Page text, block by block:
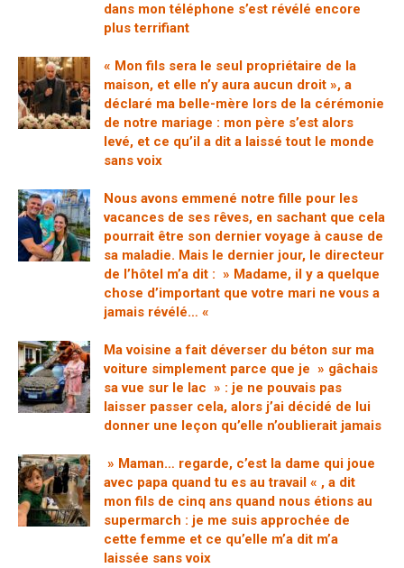
dans mon téléphone s’est révélé encore
plus terrifiant
« Mon fils sera le seul propriétaire de la
maison, et elle n’y aura aucun droit », a
déclaré ma belle-mère lors de la cérémonie
de notre mariage : mon père s’est alors
levé, et ce qu’il a dit a laissé tout le monde
sans voix
Nous avons emmené notre fille pour les
vacances de ses rêves, en sachant que cela
pourrait être son dernier voyage à cause de
sa maladie. Mais le dernier jour, le directeur
de l’hôtel m’a dit : » Madame, il y a quelque
chose d’important que votre mari ne vous a
jamais révélé… «
Ma voisine a fait déverser du béton sur ma
voiture simplement parce que je » gâchais
sa vue sur le lac » : je ne pouvais pas
laisser passer cela, alors j’ai décidé de lui
donner une leçon qu’elle n’oublierait jamais
» Maman… regarde, c’est la dame qui joue
avec papa quand tu es au travail « , a dit
mon fils de cinq ans quand nous étions au
supermarch : je me suis approchée de
cette femme et ce qu’elle m’a dit m’a
laissée sans voix